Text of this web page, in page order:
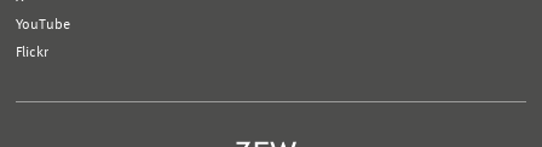
YouTube
Flickr